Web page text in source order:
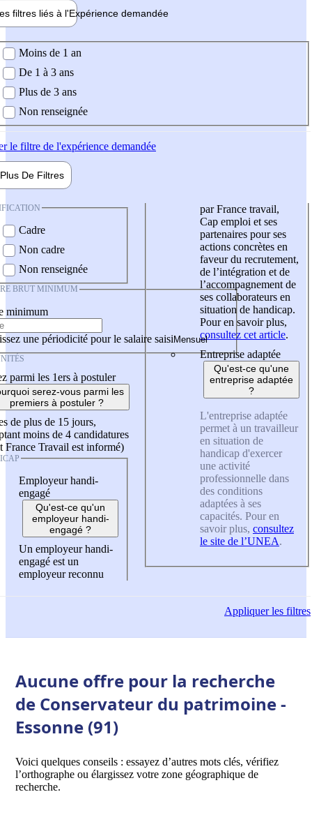
filtres liés à l'Expérience demandée
demandée
Moins de 1 an
De 1 à 3 ans
Plus de 3 ans
Non renseignée
le filtre de l'expérience demandée
Plus De Filtres
Cadre
Non cadre
Non renseignée
BRUT MINIMUM
minimum
une périodicité pour le salaire saisi
parmi les 1ers à postuler
serez-vous parmi les
premiers à postuler ?
de plus de 15 jours,
moins de 4 candidatures
France Travail est informé)
Employeur handi-
engagé
Qu'est-ce qu'un
employeur handi-
engagé ?
Un employeur handi-
engagé est un
employeur reconnu
par France travail,
Cap emploi et ses
partenaires pour ses
actions concrètes en
faveur du recrutement,
de l’intégration et de
l’accompagnement de
ses collaborateurs en
situation de handicap.
Pour en savoir plus,
consultez cet article.
Entreprise adaptée
Qu'est-ce qu'une
entreprise adaptée
?
L'entreprise adaptée
permet à un travailleur
en situation de
handicap d'exercer
une activité
professionnelle dans
des conditions
adaptées à ses
capacités. Pour en
savoir plus, consultez
le site de l’UNEA.
Appliquerles filtres
Aucune offre pour la recherche
de Conservateur du patrimoine -
Essonne (91)
Voici quelques conseils : essayez d’autres mots clés, vérifiez
l’orthographe ou élargissez votre zone géographique de
recherche.